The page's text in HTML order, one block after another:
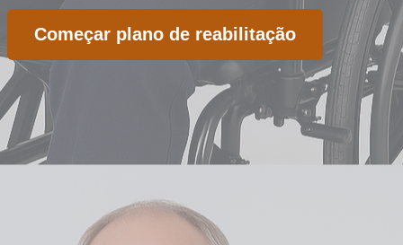
Começar plano de reabilitação